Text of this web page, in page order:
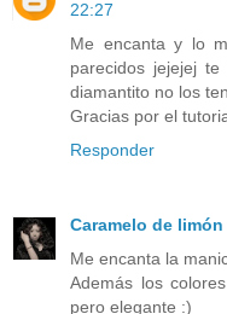
22:27
Me encanta y lo
parecidos jejejej
diamantito no los
Gracias por el
Responder
Caramelo de limón
Me encanta la
Además los
pero elegante :)